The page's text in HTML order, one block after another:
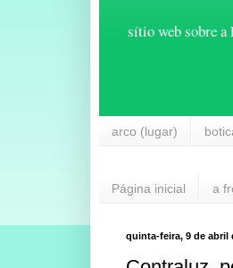
sítio web sobre
arco (lugar)
Página inicial a
quinta-feira, 9 de abril